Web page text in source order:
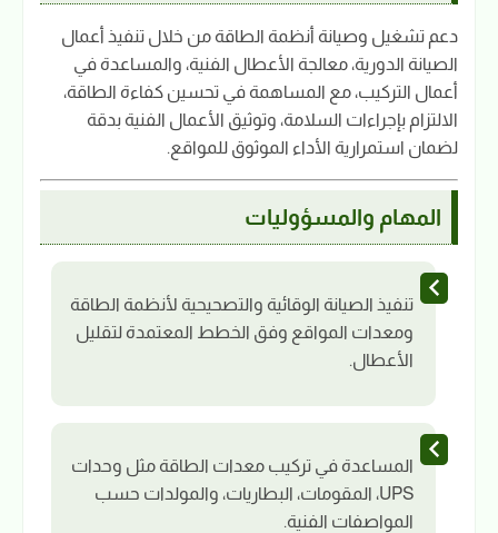
دعم تشغيل وصيانة أنظمة الطاقة من خلال تنفيذ أعمال
الصيانة الدورية، معالجة الأعطال الفنية، والمساعدة في
أعمال التركيب، مع المساهمة في تحسين كفاءة الطاقة،
الالتزام بإجراءات السلامة، وتوثيق الأعمال الفنية بدقة
لضمان استمرارية الأداء الموثوق للمواقع.
المهام والمسؤوليات
تنفيذ الصيانة الوقائية والتصحيحية لأنظمة الطاقة
ومعدات المواقع وفق الخطط المعتمدة لتقليل
الأعطال.
المساعدة في تركيب معدات الطاقة مثل وحدات
UPS، المقومات، البطاريات، والمولدات حسب
المواصفات الفنية.